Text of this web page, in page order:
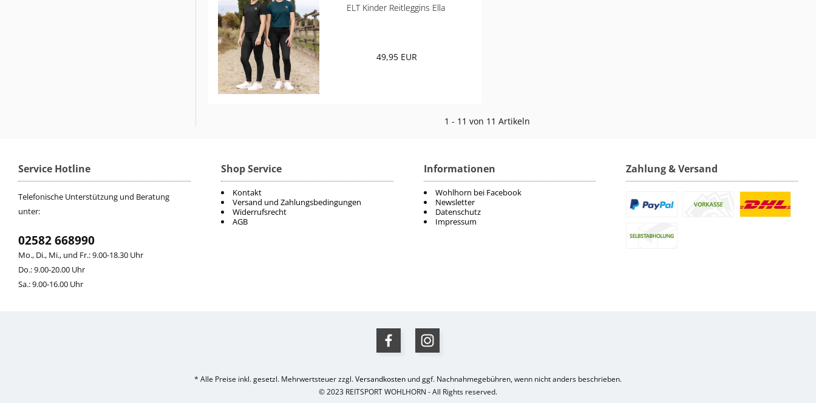
ELT Kinder Reitleggins Ella
49,95 EUR
1 - 11 von 11 Artikeln
Service Hotline
Telefonische Unterstützung und Beratung
unter:
02582 668990
Mo., Di., Mi., und Fr.: 9.00-18.30 Uhr
Do.: 9.00-20.00 Uhr
Sa.: 9.00-16.00 Uhr
Shop Service
Kontakt
Versand und Zahlungsbedingungen
Widerrufsrecht
AGB
Informationen
Wohlhorn bei Facebook
Newsletter
Datenschutz
Impressum
Zahlung & Versand
* Alle Preise inkl. gesetzl. Mehrwertsteuer zzgl.Versandkosten und ggf. Nachnahmegebühren, wenn nicht anders beschrieben.
© 2023 REITSPORT WOHLHORN - All Rights reserved.